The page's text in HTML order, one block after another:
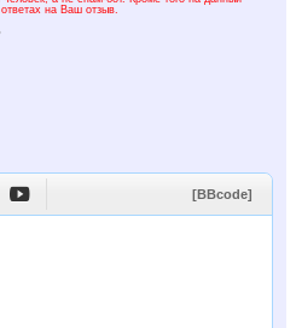
на Ваш отзыв.
 [BBcode]